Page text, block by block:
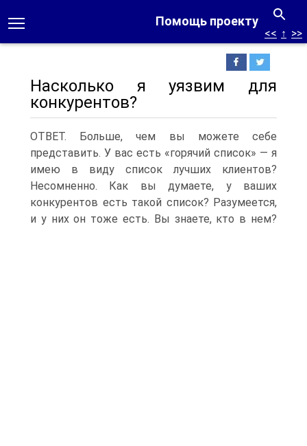
Помощь проекту
<< ↑ >>
Насколько я уязвим для
конкурентов?
ОТВЕТ. Больше, чем вы можете себе
представить. У вас есть «горячий список» — я
имею в виду список лучших клиентов?
Несомненно. Как вы думаете, у ваших
конкурентов есть такой список? Разумеется,
и у них он тоже есть. Вы знаете, кто в нем?